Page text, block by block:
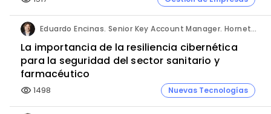
Eduardo Encinas. Senior Key Account Manager. Hornetsecurity en Iberia.
La importancia de la resiliencia cibernética
para la seguridad del sector sanitario y
farmacéutico
visibility 1498 Nuevas Tecnologías